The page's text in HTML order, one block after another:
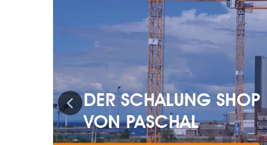
Previous